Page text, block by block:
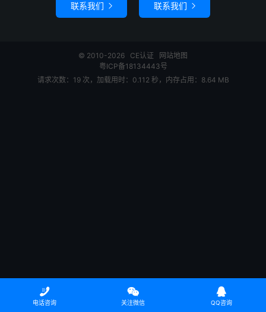
联系我们  联系我们 
© 2010-2026 CE认证
网站地图
粤ICP备18134443号
请求次数：19 次，加载用时：0.112 秒，内存占用：8.64 MB

电话咨询

关注微信

QQ咨询